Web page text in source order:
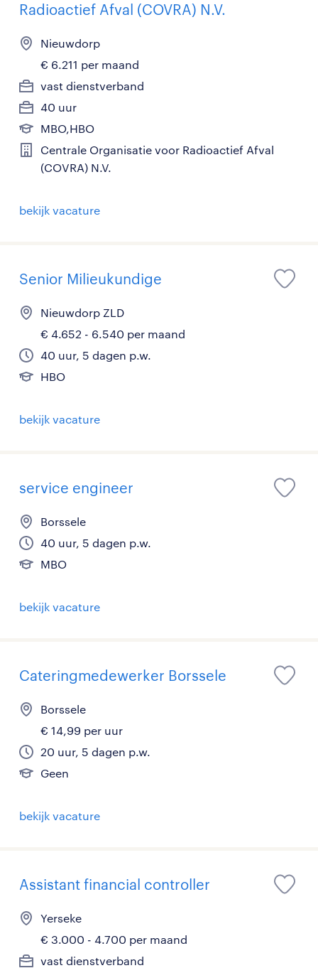
Radioactief Afval (COVRA) N.V.
Nieuwdorp
€ 6.211 per maand
vast dienstverband
40 uur
MBO,HBO
Centrale Organisatie voor Radioactief Afval
(COVRA) N.V.
bekijk vacature
Senior Milieukundige
Nieuwdorp ZLD
€ 4.652 - 6.540 per maand
40 uur, 5 dagen p.w.
HBO
bekijk vacature
service engineer
Borssele
40 uur, 5 dagen p.w.
MBO
bekijk vacature
Cateringmedewerker Borssele
Borssele
€ 14,99 per uur
20 uur, 5 dagen p.w.
Geen
bekijk vacature
Assistant financial controller
Yerseke
€ 3.000 - 4.700 per maand
vast dienstverband